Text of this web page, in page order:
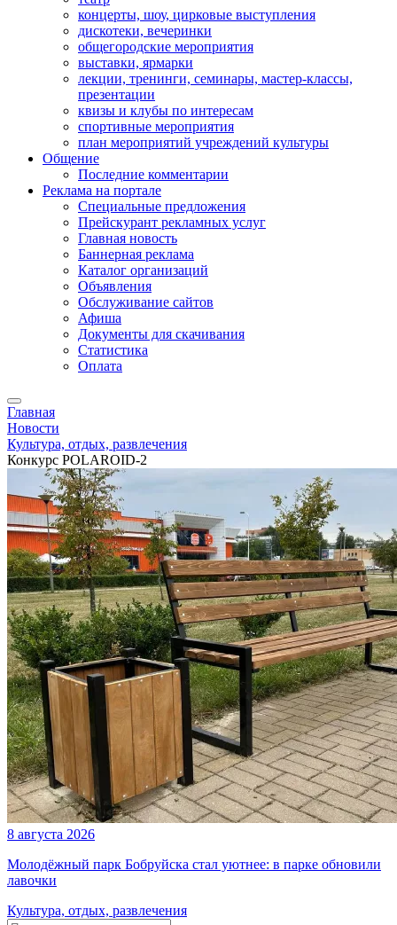
концерты, шоу, цирковые выступления
дискотеки, вечеринки
общегородские мероприятия
выставки, ярмарки
лекции, тренинги, семинары, мастер-классы,
презентации
квизы и клубы по интересам
спортивные мероприятия
план мероприятий учреждений культуры
Общение
Последние комментарии
Реклама на портале
Специальные предложения
Прейскурант рекламных услуг
Главная новость
Баннерная реклама
Каталог организаций
Объявления
Обслуживание сайтов
Афиша
Документы для скачивания
Статистика
Оплата
Главная
Новости
Культура, отдых, развлечения
Конкурс POLAROID-2
8 августа 2026
Молодёжный парк Бобруйска стал уютнее: в парке обновили
лавочки
Культура, отдых, развлечения